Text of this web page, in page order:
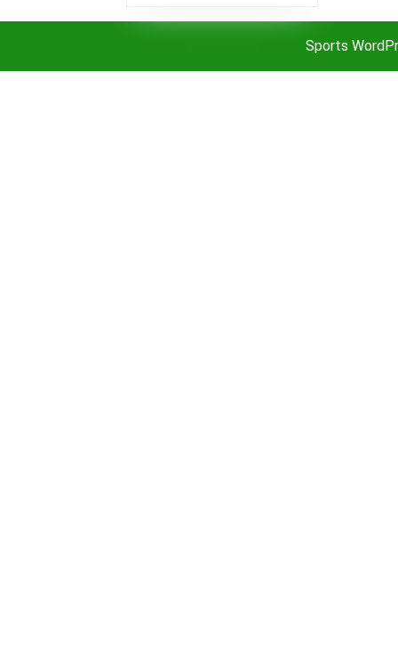
Sports